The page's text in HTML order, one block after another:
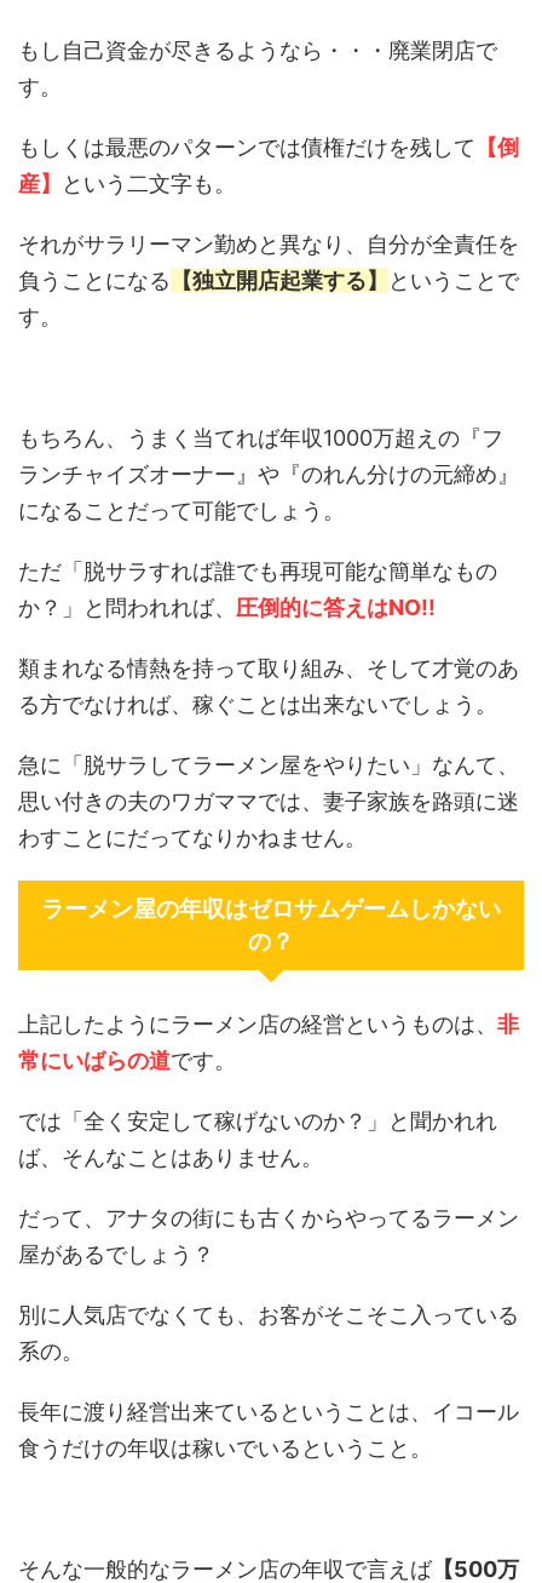
もし自己資金が尽きるようなら・・・廃業閉店で
す。
もしくは最悪のパターンでは債権だけを残して 【倒
産】
という二文字も。
それがサラリーマン勤めと異なり、自分が全責任を
負うことになる 【独立開店起業する】
ということで
す。
もちろん、うまく当てれば年収1000万超えの『フ
ランチャイズオーナー』や『のれん分けの元締め』
になることだって可能でしょう。
ただ「脱サラすれば誰でも再現可能な簡単なもの
か？」と問われれば、 圧倒的に答えはNO!!
類まれなる情熱を持って取り組み、そして才覚のあ
る方でなければ、稼ぐことは出来ないでしょう。
急に「脱サラしてラーメン屋をやりたい」なんて、
思い付きの夫のワガママでは、妻子家族を路頭に迷
わすことにだってなりかねません。
ラーメン屋の年収はゼロサムゲームしかない
の？
上記したようにラーメン店の経営というものは、 非
常にいばらの道です。
では「全く安定して稼げないのか？」と聞かれれ
ば、そんなことはありません。
だって、アナタの街にも古くからやってるラーメン
屋があるでしょう？
別に人気店でなくても、お客がそこそこ入っている
系の。
長年に渡り経営出来ているということは、イコール
食うだけの年収は稼いでいるということ。
そんな一般的なラーメン店の年収で言えば【500万